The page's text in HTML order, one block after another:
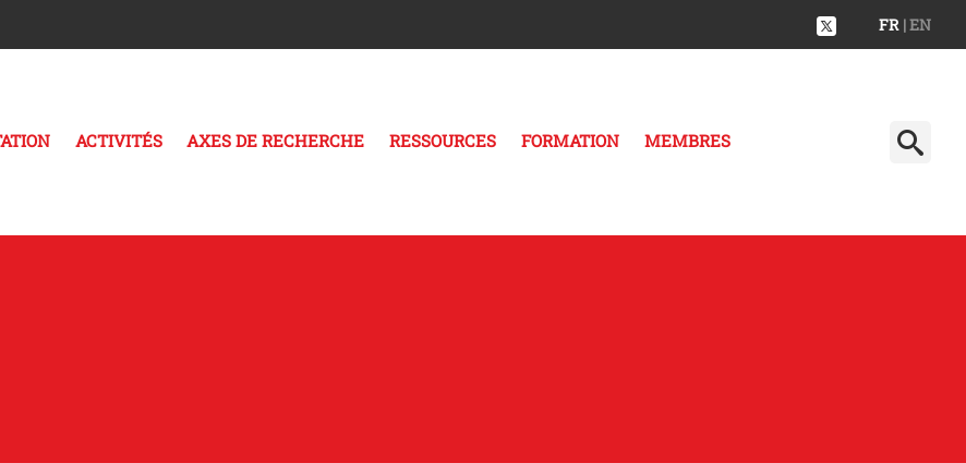
FR | EN
ACTIVITÉS AXES DE RECHERCHE RESSOURCES FORMATION MEMBRES